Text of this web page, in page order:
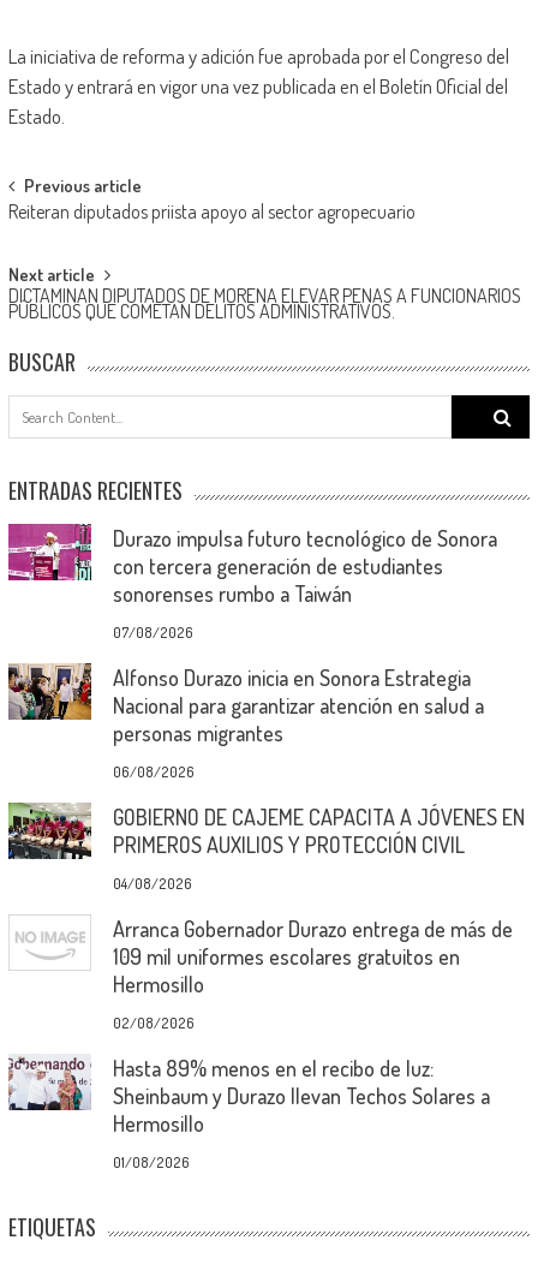
La iniciativa de reforma y adición fue aprobada por el Congreso del
Estado y entrará en vigor una vez publicada en el Boletín Oficial del
Estado.
Post
navigation
Previous article
Reiteran diputados priista apoyo al sector agropecuario
Next article
DICTAMINAN DIPUTADOS DE MORENA ELEVAR PENAS A FUNCIONARIOS
PÚBLICOS QUE COMETAN DELITOS ADMINISTRATIVOS.
BUSCAR
Search
for:
ENTRADAS RECIENTES
Durazo impulsa futuro tecnológico de Sonora
con tercera generación de estudiantes
sonorenses rumbo a Taiwán
07/08/2026
Alfonso Durazo inicia en Sonora Estrategia
Nacional para garantizar atención en salud a
personas migrantes
06/08/2026
GOBIERNO DE CAJEME CAPACITA A JÓVENES EN
PRIMEROS AUXILIOS Y PROTECCIÓN CIVIL
04/08/2026
Arranca Gobernador Durazo entrega de más de
109 mil uniformes escolares gratuitos en
Hermosillo
02/08/2026
Hasta 89% menos en el recibo de luz:
Sheinbaum y Durazo llevan Techos Solares a
Hermosillo
01/08/2026
ETIQUETAS